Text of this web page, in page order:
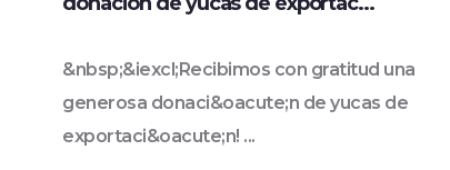
&nbsp;&iexcl;Recibimos con gratitud una
generosa donaci&oacute;n de yucas de
exportaci&oacute;n! ...